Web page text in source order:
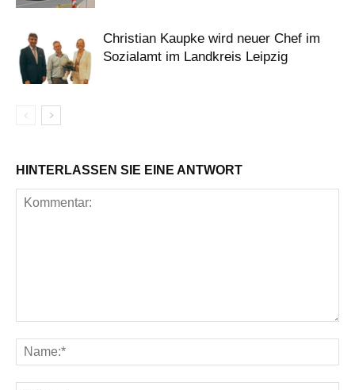
Christian Kaupke wird neuer Chef im
Sozialamt im Landkreis Leipzig
HINTERLASSEN SIE EINE ANTWORT